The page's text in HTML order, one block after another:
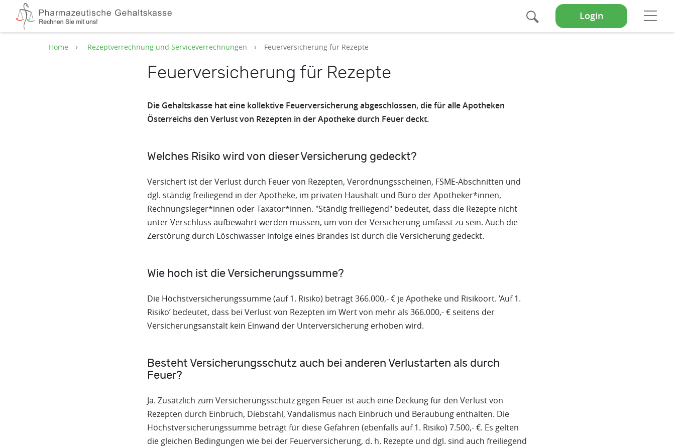
Suche Login
Home Rezeptverrechnung und Serviceverrechnungen Feuerversicherung für Rezepte
Feuerversicherung für Rezepte
Die Gehaltskasse hat eine kollektive Feuerversicherung abgeschlossen, die für alle Apotheken
Österreichs den Verlust von Rezepten in der Apotheke durch Feuer deckt.
Welches Risiko wird von dieser Versicherung gedeckt?
Versichert ist der Verlust durch Feuer von Rezepten, Verordnungsscheinen, FSME-Abschnitten und
dgl. ständig freiliegend in der Apotheke, im privaten Haushalt und Büro der Apotheker*innen,
Rechnungsleger*innen oder Taxator*innen. "Ständig freiliegend" bedeutet, dass die Rezepte nicht
unter Verschluss aufbewahrt werden müssen, um von der Versicherung umfasst zu sein. Auch die
Zerstörung durch Löschwasser infolge eines Brandes ist durch die Versicherung gedeckt.
Wie hoch ist die Versicherungssumme?
Die Höchstversicherungssumme (auf 1. Risiko) beträgt 366.000,- € je Apotheke und Risikoort. ’Auf 1.
Risiko’ bedeutet, dass bei Verlust von Rezepten im Wert von mehr als 366.000,- € seitens der
Versicherungsanstalt kein Einwand der Unterversicherung erhoben wird.
Besteht Versicherungsschutz auch bei anderen Verlustarten als durch
Feuer?
Ja. Zusätzlich zum Versicherungsschutz gegen Feuer ist auch eine Deckung für den Verlust von
Rezepten durch Einbruch, Diebstahl, Vandalismus nach Einbruch und Beraubung enthalten. Die
Höchstversicherungssumme beträgt für diese Gefahren (ebenfalls auf 1. Risiko) 7.500,- €. Es gelten
die gleichen Bedingungen wie bei der Feuerversicherung, d. h. Rezepte und dgl. sind auch freiliegend